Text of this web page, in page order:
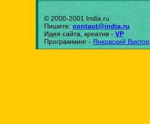
© 2000-2001 India.ru
Пишите:contact@india.ru
Идея сайта, креатив -VP
Программинг -Янковский Виктор